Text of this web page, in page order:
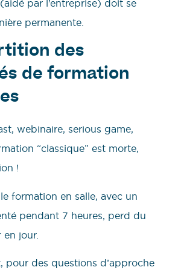
par l’entreprise) doit se
permanente.
des
de formation
webinaire, serious game,
“classique” est morte,
!
formation en salle, avec un
pendant 7 heures, perd du
jour.
pour des questions d’approche